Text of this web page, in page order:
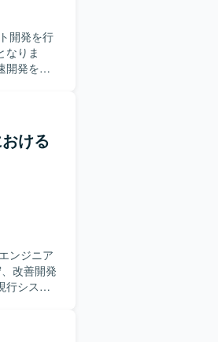
なりま
開発を行
ける
ンジニア
行システ
方を歓